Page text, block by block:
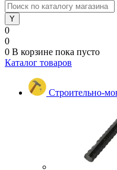
0
0
0 В корзине пока пусто
Каталог товаров
Строительно-